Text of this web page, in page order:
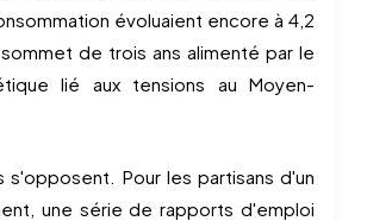
évoluaient encore à 4,2
de trois ans alimenté par le
lié aux tensions au Moyen-
s'opposent. Pour les partisans d'un
une série de rapports d'emploi